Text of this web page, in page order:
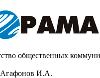
общественных
Агафонов И.А.